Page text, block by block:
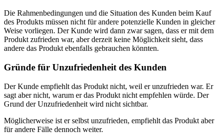
Die Rahmenbedingungen und die Situation des Kunden beim Kauf
des Produkts müssen nicht für andere potenzielle Kunden in gleicher
Weise vorliegen. Der Kunde wird dann zwar sagen, dass er mit dem
Produkt zufrieden war, aber derzeit keine Möglichkeit sieht, dass
andere das Produkt ebenfalls gebrauchen könnten.
Gründe für Unzufriedenheit des Kunden
Der Kunde empfiehlt das Produkt nicht, weil er unzufrieden war. Er
sagt aber nicht, warum er das Produkt nicht empfehlen würde. Der
Grund der Unzufriedenheit wird nicht sichtbar.
Möglicherweise ist er selbst unzufrieden, empfiehlt das Produkt aber
für andere Fälle dennoch weiter.